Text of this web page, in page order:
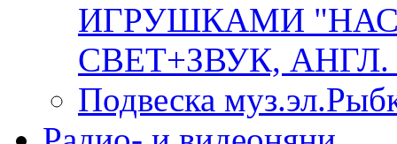
ИГРУШКАМИ
СВЕТ+ЗВУК, АНГЛ.
Подвеска